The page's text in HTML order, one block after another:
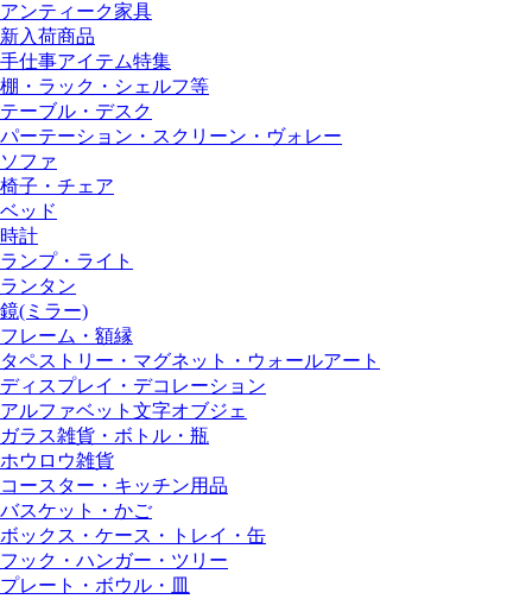
アンティーク家具
新入荷商品
手仕事アイテム特集
棚・ラック・シェルフ等
テーブル・デスク
パーテーション・スクリーン・ヴォレー
ソファ
椅子・チェア
ベッド
時計
ランプ・ライト
ランタン
鏡(ミラー)
フレーム・額縁
タペストリー・マグネット・ウォールアート
ディスプレイ・デコレーション
アルファベット文字オブジェ
ガラス雑貨・ボトル・瓶
ホウロウ雑貨
コースター・キッチン用品
バスケット・かご
ボックス・ケース・トレイ・缶
フック・ハンガー・ツリー
プレート・ボウル・皿